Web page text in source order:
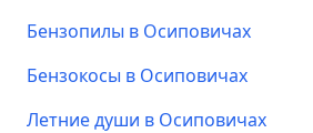
Бензопилы в Осиповичах
Бензокосы в Осиповичах
Летние души в Осиповичах